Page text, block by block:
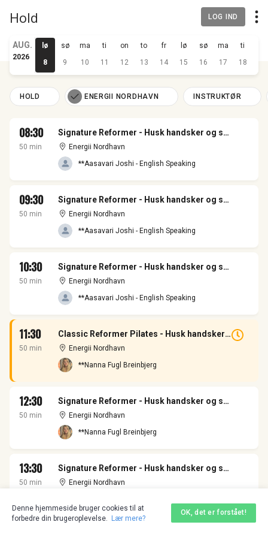
Hold LOG IND
AUG.
2026
lø
8
sø
9
ma
10
ti
11
on
12
to
13
fr
14
lø
15
sø
16
ma
17
ti
18
HOLD ENERGII NORDHAVN INSTRUKTØR
08:30
50 min
Signature Reformer - Husk handsker og sox - I Nordhavn
Energii Nordhavn
**Aasavari Joshi - English Speaking
09:30
50 min
Signature Reformer - Husk handsker og sox - I Nordhavn
Energii Nordhavn
**Aasavari Joshi - English Speaking
10:30
50 min
Signature Reformer - Husk handsker og sox - I Nordhavn
Energii Nordhavn
**Aasavari Joshi - English Speaking
11:30
50 min
Classic Reformer Pilates - Husk handsker og sox - I Nordhavn
Energii Nordhavn
**Nanna Fugl Breinbjerg
12:30
50 min
Signature Reformer - Husk handsker og sox - I Nordhavn
Energii Nordhavn
**Nanna Fugl Breinbjerg
13:30
50 min
Signature Reformer - Husk handsker og sox - I Nordhavn
Energii Nordhavn
Denne hjemmeside bruger cookies til at
forbedre din brugeroplevelse.
Lær mere?
OK, det er forstået!